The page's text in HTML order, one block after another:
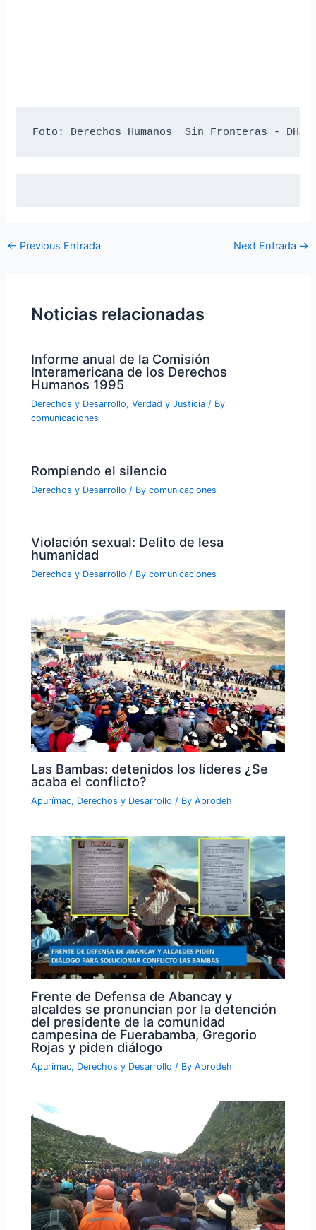
Foto: Derechos Humanos  Sin Fronteras - DHSF
← Previous Entrada Next Entrada →
Noticias relacionadas
Informe anual de la Comisión
Interamericana de los Derechos
Humanos 1995
Derechos y Desarrollo,Verdad y Justicia / By
comunicaciones
Rompiendo el silencio
Derechos y Desarrollo / Bycomunicaciones
Violación sexual: Delito de lesa
humanidad
Derechos y Desarrollo / Bycomunicaciones
Las Bambas: detenidos los líderes ¿Se
acaba el conflicto?
Apurímac, Derechos y Desarrollo / ByAprodeh
Frente de Defensa de Abancay y
alcaldes se pronuncian por la detención
del presidente de la comunidad
campesina de Fuerabamba, Gregorio
Rojas y piden diálogo
Apurímac, Derechos y Desarrollo / ByAprodeh